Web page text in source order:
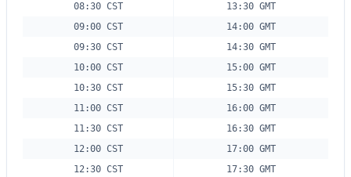
08:30 CST
13:30 GMT
09:00 CST
14:00 GMT
09:30 CST
14:30 GMT
10:00 CST
15:00 GMT
10:30 CST
15:30 GMT
11:00 CST
16:00 GMT
11:30 CST
16:30 GMT
12:00 CST
17:00 GMT
12:30 CST
17:30 GMT